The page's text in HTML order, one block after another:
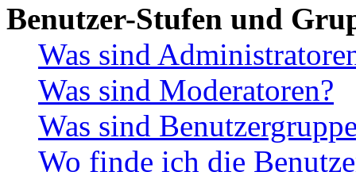
Benutzer-Stufen und
Was sind
Was sind Moderatoren?
Was sind
Wo finde ich die